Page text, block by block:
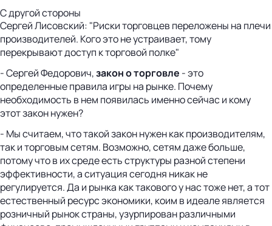
С другой стороны
Сергей Лисовский: "Риски торговцев переложены на плечи
производителей. Кого это не устраивает, тому
перекрывают доступ к торговой полке"
- Сергей Федорович,закон о торговле - это
определенные правила игры на рынке. Почему
необходимость в нем появилась именно сейчас и кому
этот закон нужен?
- Мы считаем, что такой закон нужен как производителям,
так и торговым сетям. Возможно, сетям даже больше,
потому что в их среде есть структуры разной степени
эффективности, а ситуация сегодня никак не
регулируется. Да и рынка как такового у нас тоже нет, а тот
естественный ресурс экономики, коим в идеале является
розничный рынок страны, узурпирован различными